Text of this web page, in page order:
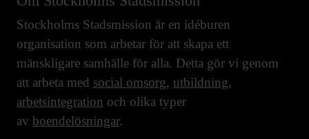
Stockholms Stadsmission är en idéburen
organisation som arbetar för att skapa ett
mänskligare samhälle för alla. Detta gör vi genom
att arbeta med social omsorg, utbildning,
arbetsintegration och olika typer
av boendelösningar.